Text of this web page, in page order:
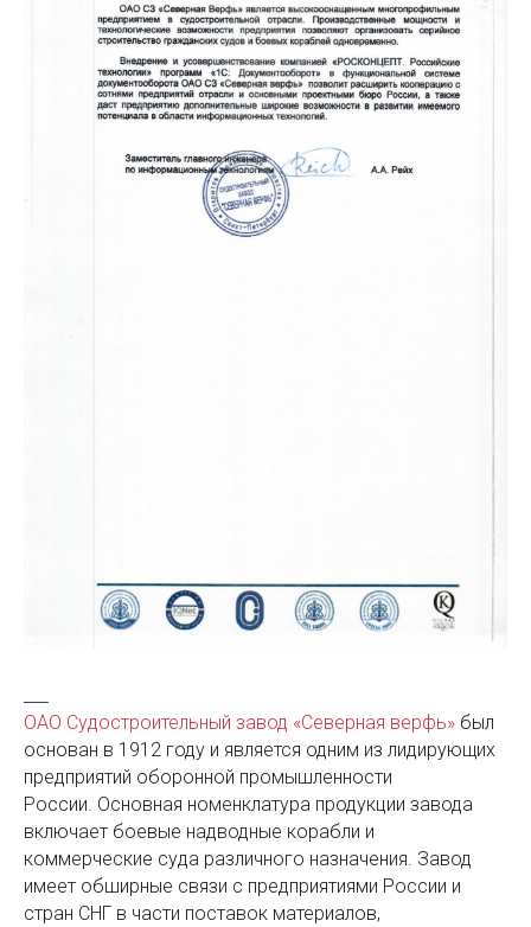
ОАО Судостроительный завод «Северная верфь» был
основан в 1912 году и является одним из лидирующих
предприятий оборонной промышленности
России. Основная номенклатура продукции завода
включает боевые надводные корабли и
коммерческие суда различного назначения. Завод
имеет обширные связи с предприятиями России и
стран СНГ в части поставок материалов,